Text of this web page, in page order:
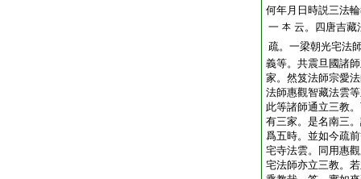
何年月日時説三法
一 本 云。四唐吉藏
疏。一梁朝光宅法
義等。共震旦國諸
家。然笈法師宗愛
法師惠觀智藏法雲
此等諸師通立三教
有三家。是名南三
爲五時。並如今疏
宅寺法雲。同用惠
宅法師亦立三教。